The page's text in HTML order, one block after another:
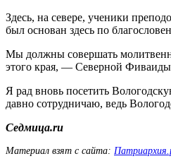
Здесь, на севере, ученики
был основан здесь по
Мы должны совершать
этого края, — Северной
Я рад вновь посетить
давно сотрудничаю, ведь
Седмица.ru
Материал взят с сайта: